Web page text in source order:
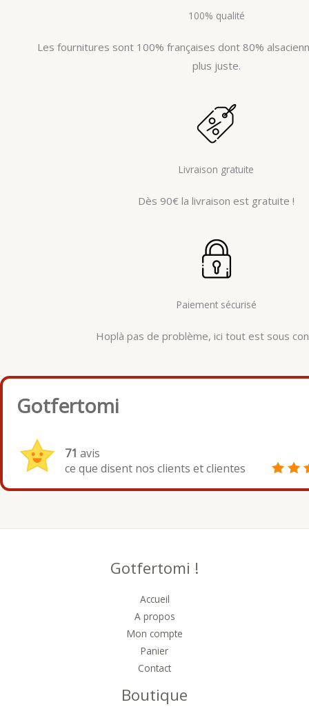
100% qualité
Les fournitures sont 100% françaises dont 80%
plus juste.
Livraison gratuite
Dès 90€ la livraison est gratuite !
Paiement sécurisé
Hoplà pas de problème, ici tout est sous
Gotfertomi
71 avis
ce que disent nos clients et clientes
Gotfertomi !
Accueil
A propos
Mon compte
Panier
Contact
Boutique